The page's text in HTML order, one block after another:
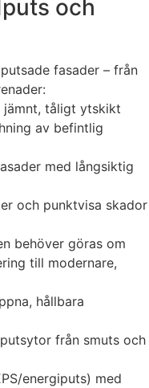
och
fasader – från
jämnt, tåligt ytskikt
av befintlig
med långsiktig
och punktvisa skador
behöver göras om
till modernare,
hållbara
från smuts och
energiputs) med